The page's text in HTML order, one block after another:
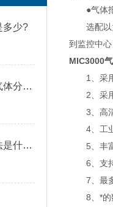
多少?
怎样正确区分气体检测仪与气体分析仪
硫化氢气体检测仪的使用方法是什么?
●气体报
选配以太
到监控中
MIC3000
1、采用
2、采用
3、高清
4、工业
5、丰富
6、支持
7、最多
8、*的数